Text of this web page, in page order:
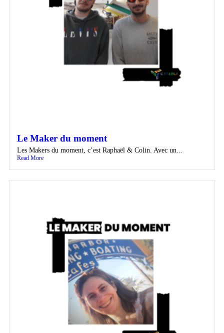
Le Maker du moment
Les Makers du moment, c’est Raphaël & Colin. Avec un...
Read More